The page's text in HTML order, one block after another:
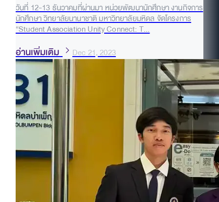
วันที่ 12-13 ธันวาคมที่ผ่านมา หน่วยพัฒนานักศึกษา งานกิจการ
นักศึกษา วิทยาลัยนานาชาติ มหาวิทยาลัยมหิดล จัดโครงการ
“Student Association Unity Connect: T...
อ่านเพิ่มเติม Dec 21, 2023